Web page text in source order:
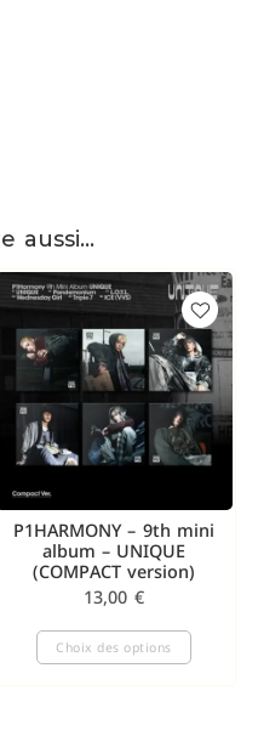
aussi…
P1HARMONY – 9th mini
album – UNIQUE
(COMPACT version)
13,00 €
Choix des options